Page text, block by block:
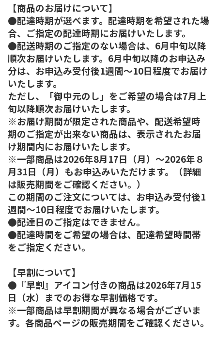
【商品のお届けについて】
●配達時期が選べます。配達時期を希望された場
合、ご指定の配達時期にお届けいたします。
●配送時期のご指定のない場合は、6月中旬以降
順次お届けいたします。6月中旬以降のお申込み
分は、お申込み受付後1週間～10日程度でお届け
いたします。
ただし、「御中元のし」をご希望の場合は7月上
旬以降順次お届けいたします。
※お届け期間が限定された商品や、配送希望時
期のご指定が出来ない商品は、表示されたお届
け期間内にお届けいたします。
※一部商品は2026年8月17日（月）～2026年８
月31日（月）もお申込みいただけます。（詳細
は販売期間をご確認ください。）
この期間のご注文については、お申込み受付後1
週間～10日程度でお届けいたします。
●配達日のご指定はできません。
●配達時間をご希望の場合は、配達希望時間帯
をご指定ください。
【早割について】
●『早割』アイコン付きの商品は2026年7月15
日（水）までのお得な早割価格です。
※一部商品は早割期間が異なる場合がございま
す。各商品ページの販売期間をご確認ください。